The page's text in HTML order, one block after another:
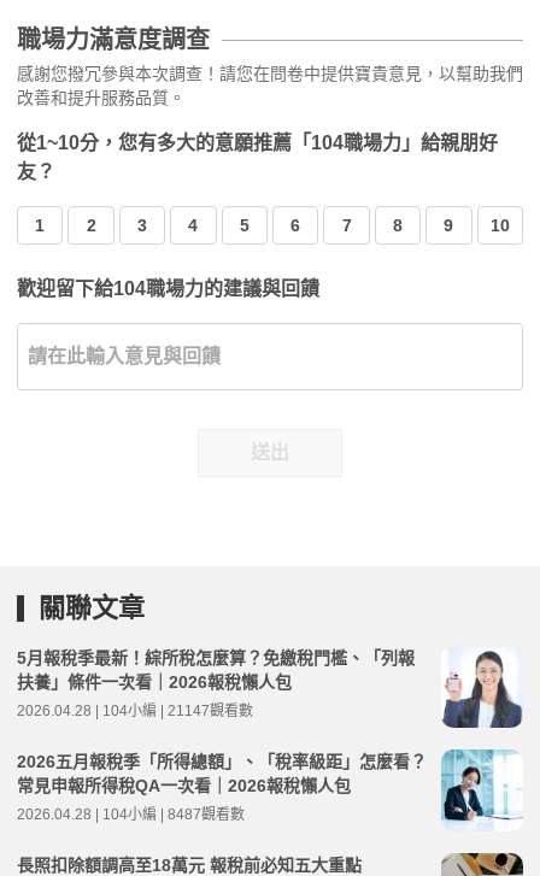
職場力滿意度調查
感謝您撥冗參與本次調查！請您在問卷中提供寶貴意見，以幫助我們
改善和提升服務品質。
從1~10分，您有多大的意願推薦「104職場力」給親朋好
友？
1 2 3 4 5 6 7 8 9 10
歡迎留下給104職場力的建議與回饋
送出
關聯文章
5月報稅季最新！綜所稅怎麼算？免繳稅門檻、「列報
扶養」條件一次看｜2026報稅懶人包
2026.04.28 | 104小編 | 21147觀看數
2026五月報稅季「所得總額」、「稅率級距」怎麼看？
常見申報所得稅QA一次看｜2026報稅懶人包
2026.04.28 | 104小編 | 8487觀看數
長照扣除額調高至18萬元 報稅前必知五大重點